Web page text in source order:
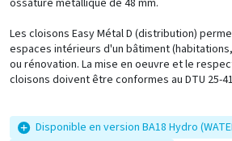
ossature métallique de 48 mm.
Les cloisons Easy Métal D (distribution)
espaces intérieurs d'un bâtiment
ou rénovation. La mise en oeuvre et le
cloisons doivent être conformes au DTU 25-
Disponible en version BA18 Hydro